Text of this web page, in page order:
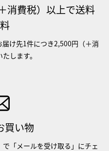
消費税）以上で送料
け先1件につき2,500円（＋消
します。
買い物
で「メールを受け取る」にチェ